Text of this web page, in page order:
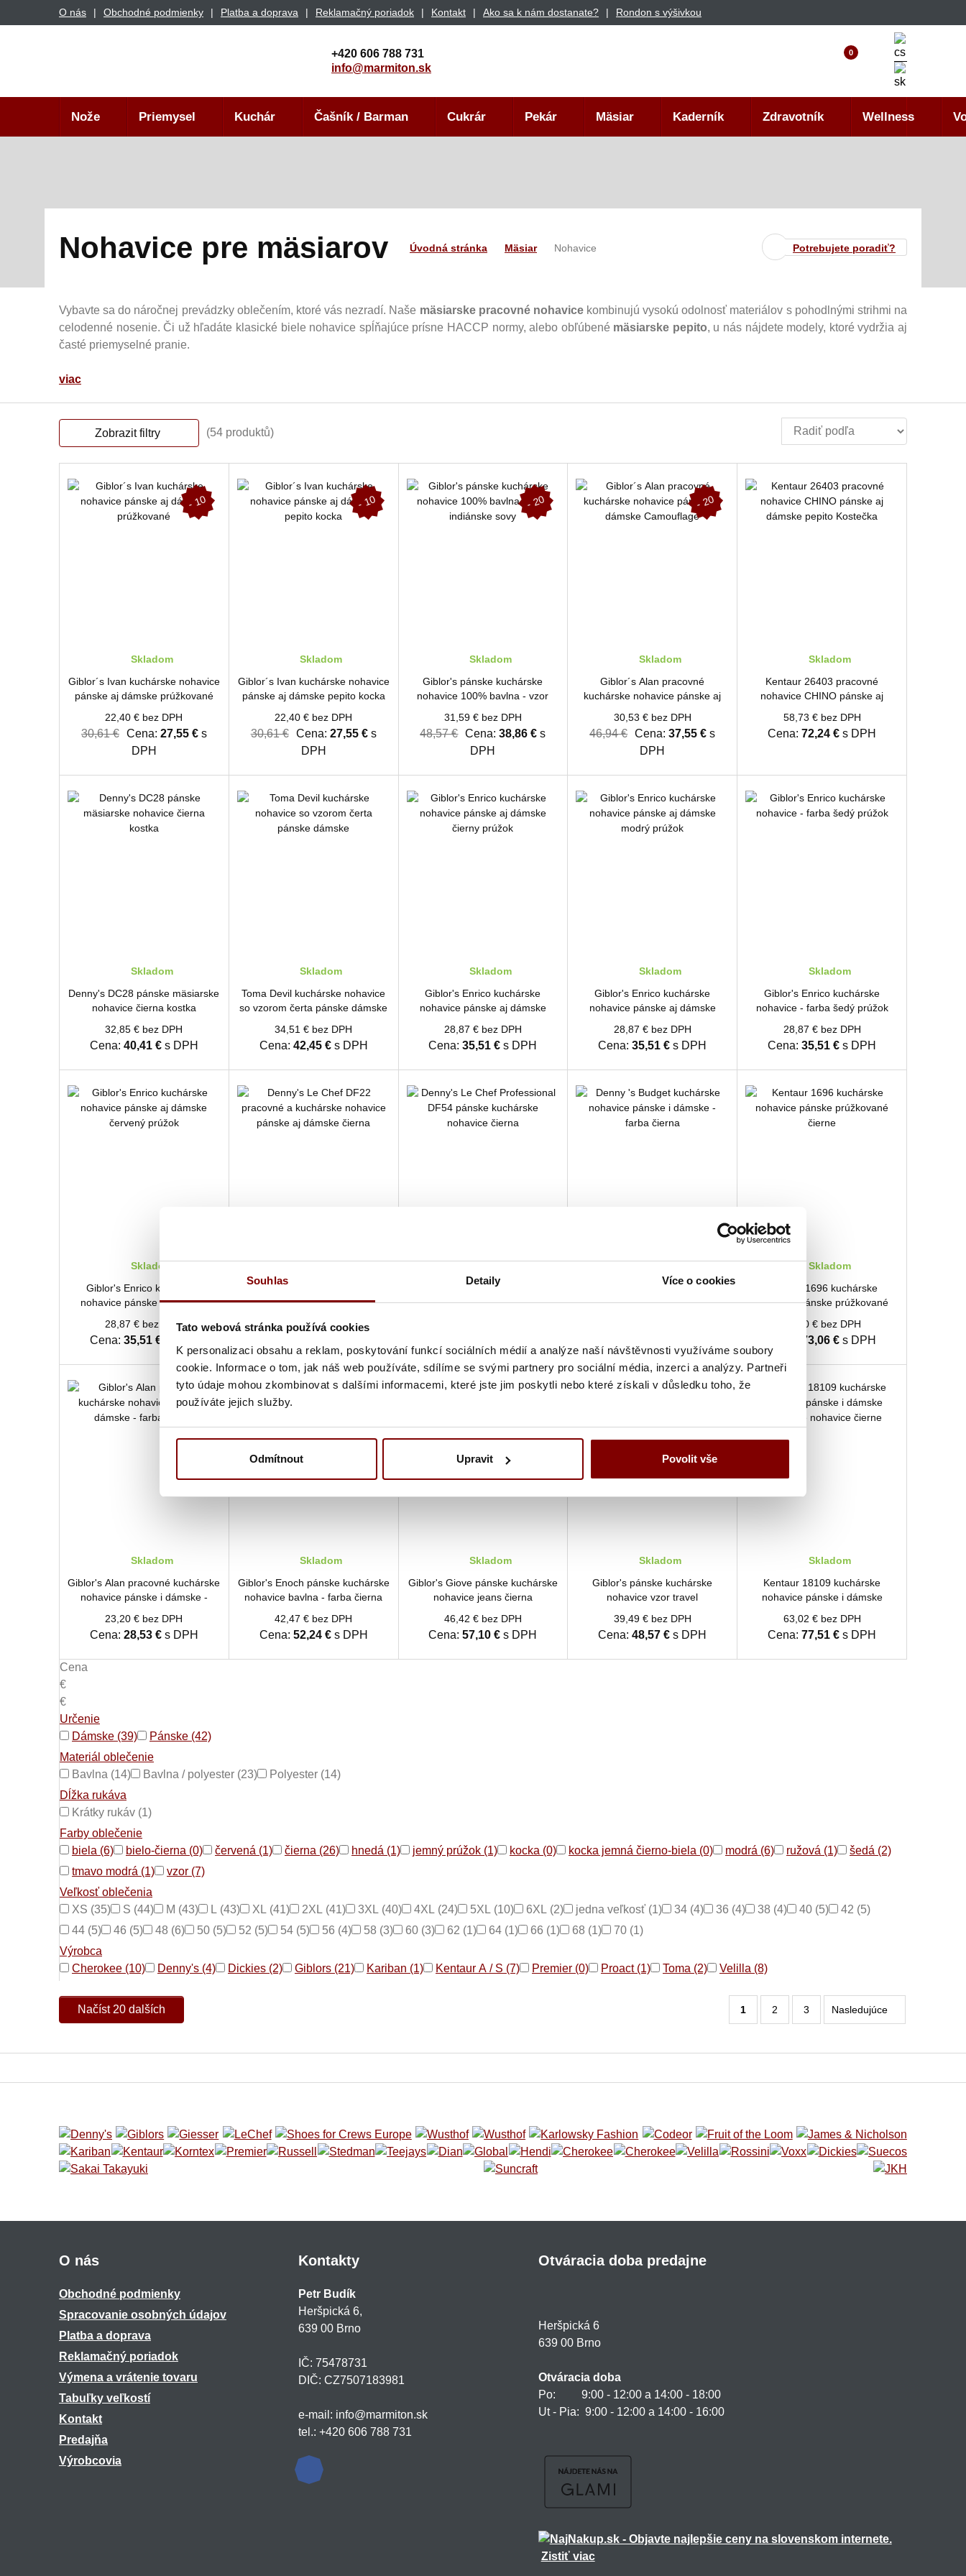
Souhlas Detaily Více o cookies
Tato webová stránka používá cookies
K personalizaci obsahu a reklam, poskytování funkcí sociálních médií a analýze naší návštěvnosti využíváme soubory
cookie. Informace o tom, jak náš web používáte, sdílíme se svými partnery pro sociální média, inzerci a analýzy. Partneři
tyto údaje mohou zkombinovat s dalšími informacemi, které jste jim poskytli nebo které získali v důsledku toho, že
používáte jejich služby.
Odmítnout Upravit Povolit vše
O nás Obchodné podmienky Platba a doprava Reklamačný poriadok Kontakt Ako sa k nám dostanate? Rondon s výšivkou
+420 606 788 731
info@marmiton.sk
0
Nože Priemysel Kuchár Čašník / Barman Cukrár Pekár Mäsiar Kaderník Zdravotník Wellness
Nohavice pre mäsiarov Potrebujete poradiť?
Úvodná stránka Mäsiar Nohavice
Vybavte sa do náročnej prevádzky oblečením, ktoré vás nezradí. Naše mäsiarske pracovné nohavicekombinujú vysokú odolnosť materiálov s pohodlnými strihmi na
celodenné nosenie. Či už hľadáte klasické biele nohavice spĺňajúce prísne HACCP normy, alebo obľúbené mäsiarske pepito, u nás nájdete modely, ktoré vydržia aj
časté priemyselné pranie.
viac
Zobrazit filtry (54 produktů)
-
1
0
Skladom
Giblor´s Ivan kuchárske nohavice
pánske aj dámske prúžkované
22,40 € bez DPH
30,61 € Cena: 27,55 €s
DPH
-
1
0
Skladom
Giblor´s Ivan kuchárske nohavice
pánske aj dámske pepito kocka
22,40 € bez DPH
30,61 € Cena: 27,55 €s
DPH
-
2
0
Skladom
Giblor's pánske kuchárske
nohavice 100% bavlna - vzor
31,59 € bez DPH
48,57 € Cena: 38,86 € s
DPH
-
2
0
Skladom
Giblor´s Alan pracovné
kuchárske nohavice pánske aj
30,53 € bez DPH
46,94 € Cena: 37,55 € s
DPH
Skladom
Kentaur 26403 pracovné
nohavice CHINO pánske aj
58,73 € bez DPH
Cena: 72,24 € s DPH
Skladom
Denny's DC28 pánske mäsiarske
nohavice čierna kostka
32,85 € bez DPH
Cena: 40,41 €s DPH
Skladom
Toma Devil kuchárske nohavice
so vzorom čerta pánske dámske
34,51 € bez DPH
Cena: 42,45 €s DPH
Skladom
Giblor's Enrico kuchárske
nohavice pánske aj dámske
28,87 € bez DPH
Cena: 35,51 € s DPH
Skladom
Giblor's Enrico kuchárske
nohavice pánske aj dámske
28,87 € bez DPH
Cena: 35,51 € s DPH
Skladom
Giblor's Enrico kuchárske
nohavice - farba šedý prúžok
28,87 € bez DPH
Cena: 35,51 € s DPH
Skladom
Giblor's Enrico kuchárske
nohavice pánske aj dámske
28,87 € bez DPH
Cena: 35,51 €
Denny's Le Chef DF22 pracovné
a kuchárske nohavice pánske aj
46,12 € bez DPH
Denny's Le Chef Professional
DF54 pánske kuchárske
Denny 's Budget kuchárske
nohavice pánske i dámske -
Skladom
Kentaur 1696 kuchárske
nohavice pánske prúžkované
59,40 € bez DPH
73,06 € s DPH
Skladom
Giblor's Alan pracovné kuchárske
nohavice pánske i dámske -
23,20 € bez DPH
Cena: 28,53 €s DPH
Skladom
Giblor's Enoch pánske kuchárske
nohavice bavlna - farba čierna
42,47 € bez DPH
Cena: 52,24 €s DPH
Skladom
Giblor's Giove pánske kuchárske
nohavice jeans čierna
46,42 € bez DPH
Cena: 57,10 € s DPH
Skladom
Giblor's pánske kuchárske
nohavice vzor travel
39,49 € bez DPH
Cena: 48,57 € s DPH
Skladom
Kentaur 18109 kuchárske
nohavice pánske i dámske
63,02 € bez DPH
Cena: 77,51 € s DPH
Cena
€
€
Určenie
Dámske (39)
Pánske (42)
Materiál oblečenie
Bavlna (14)
Bavlna / polyester (23)
Polyester (14)
Dĺžka rukáva
Krátky rukáv (1)
Farby oblečenie
biela (6)
bielo-čierna (0) červená (1) čierna (26) hnedá (1) jemný prúžok (1) kocka (0) kocka jemná čierno-biela (0) modrá (6) ružová (1)
šedá (2)
tmavo modrá (1)
vzor (7)
Veľkosť oblečenia
XS (35)
S (44) M (43) L (43) XL (41) 2XL (41) 3XL (40) 4XL (24) 5XL (10) 6XL (2) jedna veľkosť (1) 34 (4) 36 (4) 38 (4) 40 (5)
42 (5)
44 (5)
46 (5) 48 (6) 50 (5) 52 (5) 54 (5) 56 (4) 58 (3) 60 (3) 62 (1) 64 (1) 66 (1) 68 (1)
70 (1)
Výrobca
Cherokee (10)
Denny's (4) Dickies (2) Giblors (21) Kariban (1) Kentaur A / S (7) Premier (0) Proact (1) Toma (2) Velilla (8)
Načíst 20 dalších 1 2 3 Nasledujúce
O nás
Obchodné podmienky
Spracovanie osobných údajov
Platba a doprava
Reklamačný poriadok
Výmena a vrátenie tovaru
Tabuľky veľkostí
Kontakt
Predajňa
Výrobcovia
Kontakty
Petr Budík
Heršpická 6,
639 00 Brno
IČ: 75478731
DIČ: CZ7507183981
e-mail: info@marmiton.sk
tel.: +420 606 788 731
Otváracia doba predajne
Heršpická 6
639 00 Brno
Otváracia doba
Po: 9:00 - 12:00 a 14:00 - 18:00
Ut - Pia: 9:00 - 12:00 a 14:00 - 16:00
Zistiť viac